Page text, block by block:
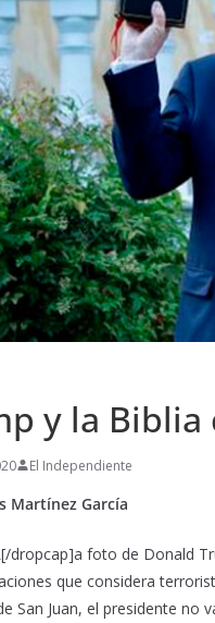
y la
El Independiente
Martínez García
dropcap]a foto de Donald
que considera
San Juan, el presidente no